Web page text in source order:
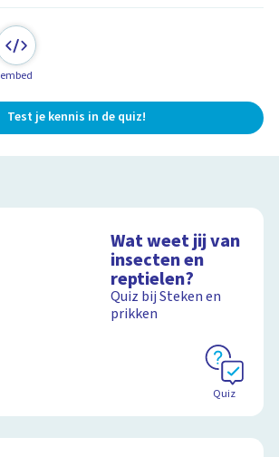
embed
Test je kennis in de quiz!
Wat weet jij van
insecten en
reptielen?
Quiz bij Steken en
prikken
Quiz